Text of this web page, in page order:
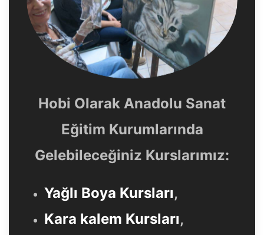
Hobi Olarak Anadolu Sanat
Eğitim Kurumlarında
Gelebileceğiniz Kurslarımız:
Yağlı Boya Kursları,
Kara kalem Kursları,